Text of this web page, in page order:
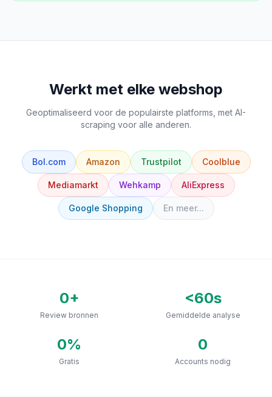
Werkt met elke webshop
Geoptimaliseerd voor de populairste platforms, met AI-
scraping voor alle anderen.
Bol.com Amazon Trustpilot Coolblue
Mediamarkt Wehkamp AliExpress
Google Shopping En meer...
0+
Review bronnen
<60s
Gemiddelde analyse
0%
Gratis
0
Accounts nodig